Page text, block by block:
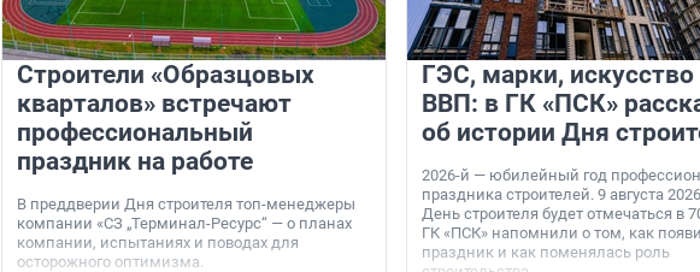
Строители «Образцовых
кварталов» встречают
профессиональный
праздник на работе
В преддверии Дня строителя топ-менеджеры
компании «СЗ „Терминал-Ресурс“ — о планах
компании, испытаниях и поводах для
осторожного оптимизма.
ГЭС, марки, искусство
ВВП: в ГК «ПСК»
об истории Дня
2026-й — юбилейный год
праздника строителей. 9 августа
День строителя будет отмечаться в
ГК «ПСК» напомнили о том, как
праздник и как поменялась роль